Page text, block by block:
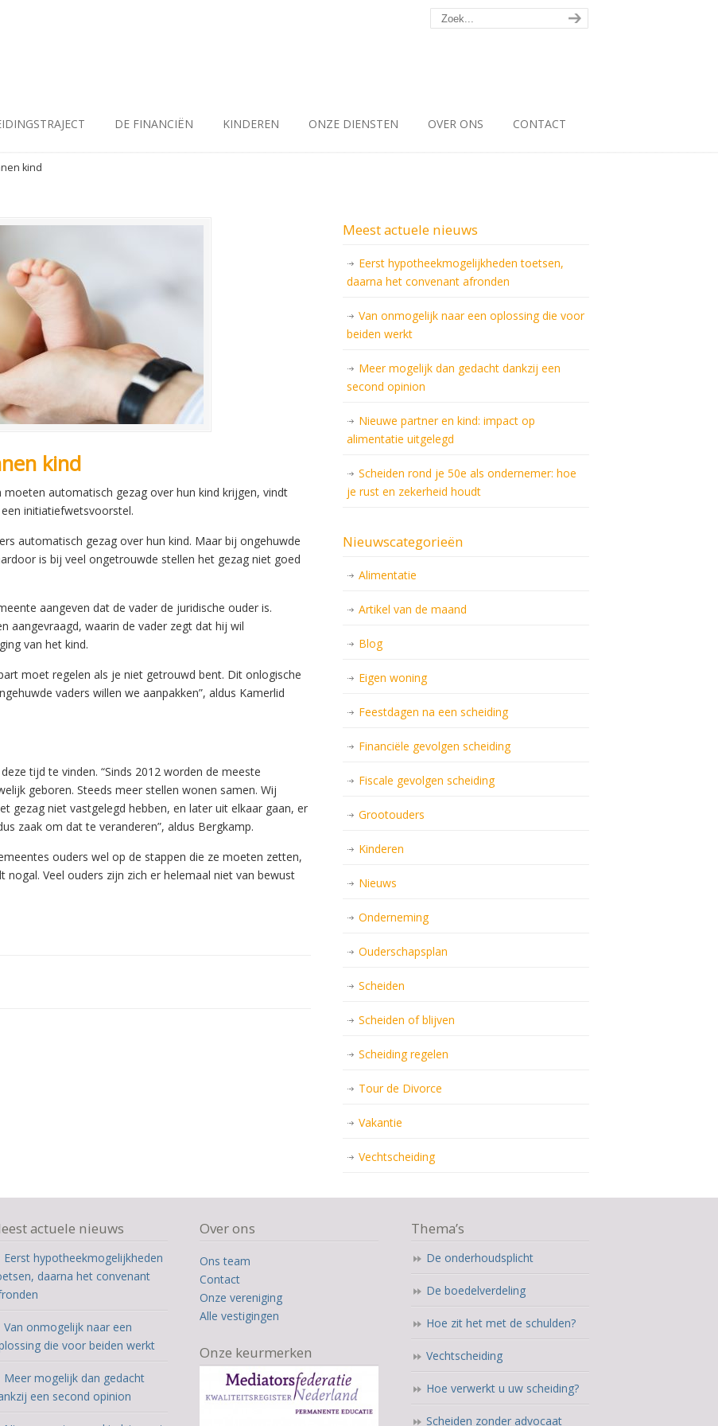
DE FINANCIËN KINDEREN ONZE DIENSTEN OVER ONS CONTACT
kind
kind
automatisch gezag over hun kind krijgen, vindt
initiatiefwetsvoorstel.
automatisch gezag over hun kind. Maar bij ongehuwde
is bij veel ongetrouwde stellen het gezag niet goed
aangeven dat de vader de juridische ouder is.
aangevraagd, waarin de vader zegt dat hij wil
van het kind.
moet regelen als je niet getrouwd bent. Dit onlogische
vaders willen we aanpakken”, aldus Kamerlid
tijd te vinden. “Sinds 2012 worden de meeste
geboren. Steeds meer stellen wonen samen. Wij
gezag niet vastgelegd hebben, en later uit elkaar gaan, er
zaak om dat te veranderen”, aldus Bergkamp.
ouders wel op de stappen die ze moeten zetten,
nogal. Veel ouders zijn zich er helemaal niet van bewust
Meest actuele nieuws
Eerst hypotheekmogelijkheden toetsen,
daarna het convenant afronden
Van onmogelijk naar een oplossing die voor
beiden werkt
Meer mogelijk dan gedacht dankzij een
second opinion
Nieuwe partner en kind: impact op
alimentatie uitgelegd
Scheiden rond je 50e als ondernemer: hoe
je rust en zekerheid houdt
Nieuwscategorieën
Alimentatie
Artikel van de maand
Blog
Eigen woning
Feestdagen na een scheiding
Financiële gevolgen scheiding
Fiscale gevolgen scheiding
Grootouders
Kinderen
Nieuws
Onderneming
Ouderschapsplan
Scheiden
Scheiden of blijven
Scheiding regelen
Tour de Divorce
Vakantie
Vechtscheiding
actuele nieuws
Eerst hypotheekmogelijkheden
daarna het convenant
Van onmogelijk naar een
die voor beiden werkt
Meer mogelijk dan gedacht
een second opinion
Over ons
Ons team
Contact
Onze vereniging
Alle vestigingen
Onze keurmerken
Thema’s
De onderhoudsplicht
De boedelverdeling
Hoe zit het met de schulden?
Vechtscheiding
Hoe verwerkt u uw scheiding?
Scheiden zonder advocaat